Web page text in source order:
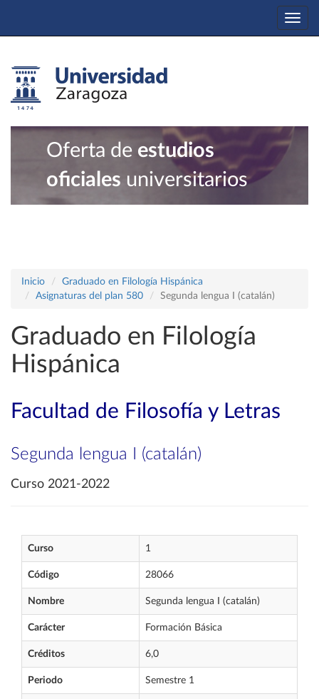
Oferta de estudios
oficiales universitarios
Inicio
Graduado en Filología Hispánica
Asignaturas del plan 580
Segunda lengua I (catalán)
Graduado en Filología
Hispánica
Facultad de Filosofía y Letras
Segunda lengua I (catalán)
Curso 2021-2022
Curso 1
Código 28066
Nombre Segunda lengua I (catalán)
Carácter Formación Básica
Créditos 6,0
Periodo Semestre 1